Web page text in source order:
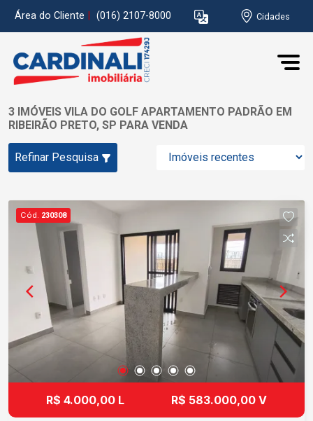
Área do Cliente (016) 2107-8000 Cidades
3 IMÓVEIS VILA DO GOLF APARTAMENTO PADRÃO EM
RIBEIRÃO PRETO, SP PARA VENDA
Refinar Pesquisa
Cód. 230308
R$ 4.000,00 L R$ 583.000,00 V